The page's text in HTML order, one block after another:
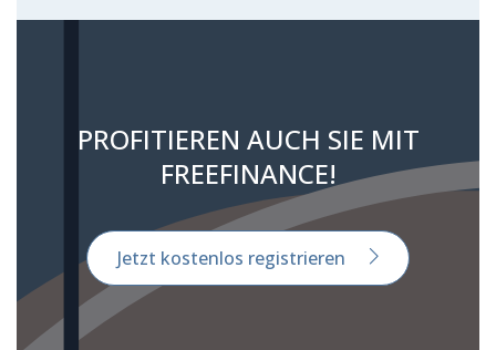
PROFITIEREN AUCH SIE MIT
FREEFINANCE!
Jetzt kostenlos registrieren